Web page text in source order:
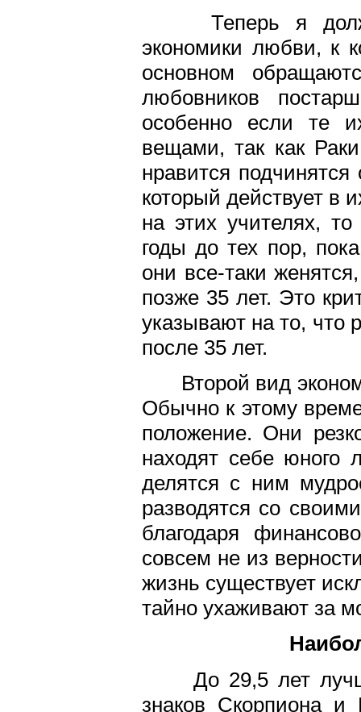
Теперь я
экономики любви, к
основном
любовников
особенно если те
вещами, так как
нравится
который действует в
на этих учителях,
годы до тех пор,
они все-таки
позже 35 лет. Это
указывают на то, что
после 35 лет.
Второй вид
Обычно к этому
положение. Они
находят себе юного
делятся с ним
разводятся со
благодаря
совсем не из
жизнь существует
тайно ухаживают за
До 29,5 лет
знаков Скорпиона